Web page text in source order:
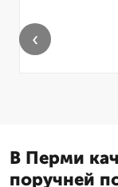
‹
В Перми
поручней